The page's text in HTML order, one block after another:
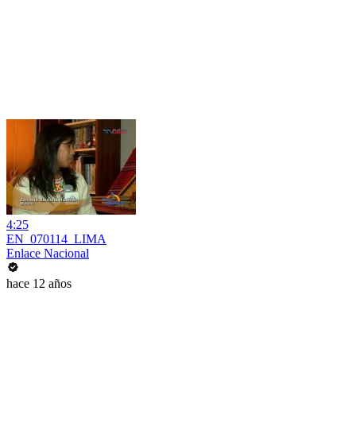
4:25
EN_070114_LIMA
Enlace Nacional
hace 12 años